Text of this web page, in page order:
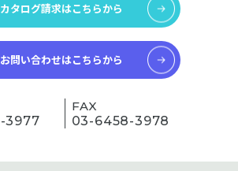
カタログ請求はこちらから
お問い合わせはこちらから
3977
FAX
03-6458-3978